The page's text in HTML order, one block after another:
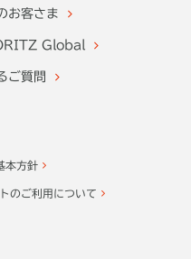
お客さま
Global
ご質問
本方針
のご利用について